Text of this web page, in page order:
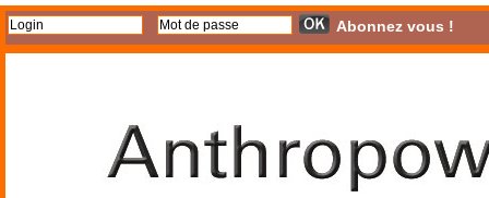
Abonnez vous !